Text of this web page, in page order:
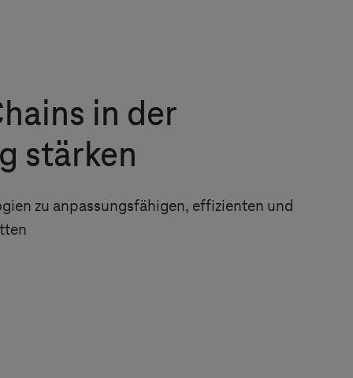
in der
stärken
zu anpassungsfähigen, effizienten und